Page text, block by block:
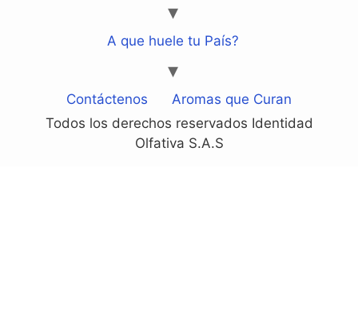
A que huele tu País?
Contáctenos
Aromas que Curan
Todos los derechos reservados Identidad
Olfativa S.A.S